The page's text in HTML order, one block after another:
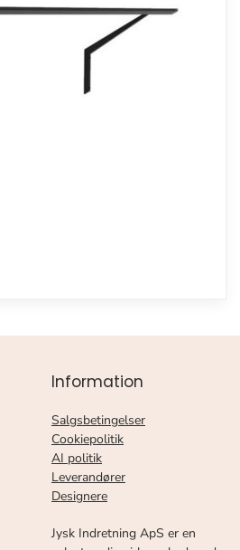
Information
Salgsbetingelser
Cookiepolitik
AI politik
Leverandører
Designere
Jysk Indretning ApS er en